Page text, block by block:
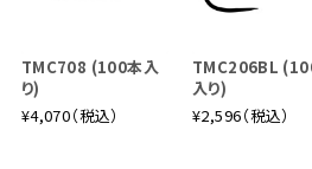
TMC708 (100本入
り)
¥4,070（税込）
TMC206BL
入り)
¥2,596（税込）